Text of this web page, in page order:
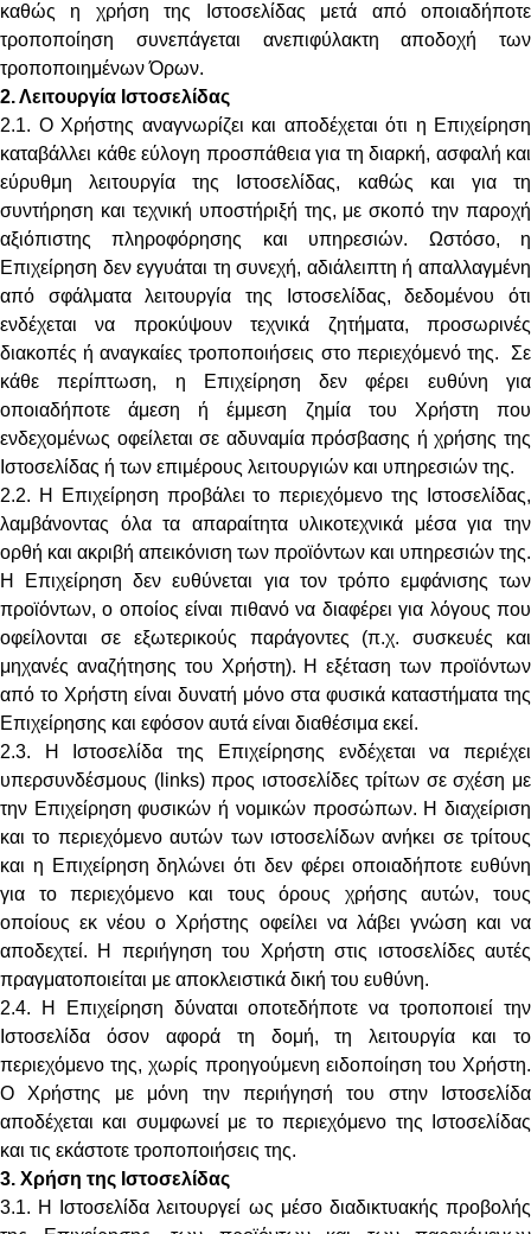
καθώς η χρήση της Ιστοσελίδας μετά από οποιαδήποτε
τροποποίηση συνεπάγεται ανεπιφύλακτη αποδοχή των
τροποποιημένων Όρων.
2. Λειτουργία Ιστοσελίδας
2.1. Ο Χρήστης αναγνωρίζει και αποδέχεται ότι η Επιχείρηση
καταβάλλει κάθε εύλογη προσπάθεια για τη διαρκή, ασφαλή και
εύρυθμη λειτουργία της Ιστοσελίδας, καθώς και για τη
συντήρηση και τεχνική υποστήριξή της, με σκοπό την παροχή
αξιόπιστης πληροφόρησης και υπηρεσιών. Ωστόσο, η
Επιχείρηση δεν εγγυάται τη συνεχή, αδιάλειπτη ή απαλλαγμένη
από σφάλματα λειτουργία της Ιστοσελίδας, δεδομένου ότι
ενδέχεται να προκύψουν τεχνικά ζητήματα, προσωρινές
διακοπές ή αναγκαίες τροποποιήσεις στο περιεχόμενό της. Σε
κάθε περίπτωση, η Επιχείρηση δεν φέρει ευθύνη για
οποιαδήποτε άμεση ή έμμεση ζημία του Χρήστη που
ενδεχομένως οφείλεται σε αδυναμία πρόσβασης ή χρήσης της
Ιστοσελίδας ή των επιμέρους λειτουργιών και υπηρεσιών της.
2.2. Η Επιχείρηση προβάλει το περιεχόμενο της Ιστοσελίδας,
λαμβάνοντας όλα τα απαραίτητα υλικοτεχνικά μέσα για την
ορθή και ακριβή απεικόνιση των προϊόντων και υπηρεσιών της.
Η Επιχείρηση δεν ευθύνεται για τον τρόπο εμφάνισης των
προϊόντων, ο οποίος είναι πιθανό να διαφέρει για λόγους που
οφείλονται σε εξωτερικούς παράγοντες (π.χ. συσκευές και
μηχανές αναζήτησης του Χρήστη). Η εξέταση των προϊόντων
από το Χρήστη είναι δυνατή μόνο στα φυσικά καταστήματα της
Επιχείρησης και εφόσον αυτά είναι διαθέσιμα εκεί.
2.3. Η Ιστοσελίδα της Επιχείρησης ενδέχεται να περιέχει
υπερσυνδέσμους (links) προς ιστοσελίδες τρίτων σε σχέση με
την Επιχείρηση φυσικών ή νομικών προσώπων. Η διαχείριση
και το περιεχόμενο αυτών των ιστοσελίδων ανήκει σε τρίτους
και η Επιχείρηση δηλώνει ότι δεν φέρει οποιαδήποτε ευθύνη
για το περιεχόμενο και τους όρους χρήσης αυτών, τους
οποίους εκ νέου ο Χρήστης οφείλει να λάβει γνώση και να
αποδεχτεί. Η περιήγηση του Χρήστη στις ιστοσελίδες αυτές
πραγματοποιείται με αποκλειστικά δική του ευθύνη.
2.4. Η Επιχείρηση δύναται οποτεδήποτε να τροποποιεί την
Ιστοσελίδα όσον αφορά τη δομή, τη λειτουργία και το
περιεχόμενο της, χωρίς προηγούμενη ειδοποίηση του Χρήστη.
Ο Χρήστης με μόνη την περιήγησή του στην Ιστοσελίδα
αποδέχεται και συμφωνεί με το περιεχόμενο της Ιστοσελίδας
και τις εκάστοτε τροποποιήσεις της.
3. Χρήση της Ιστοσελίδας
3.1. Η Ιστοσελίδα λειτουργεί ως μέσο διαδικτυακής προβολής